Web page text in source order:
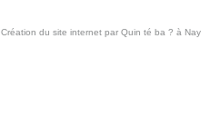
Création du site internet par Quin té ba ? à Nay